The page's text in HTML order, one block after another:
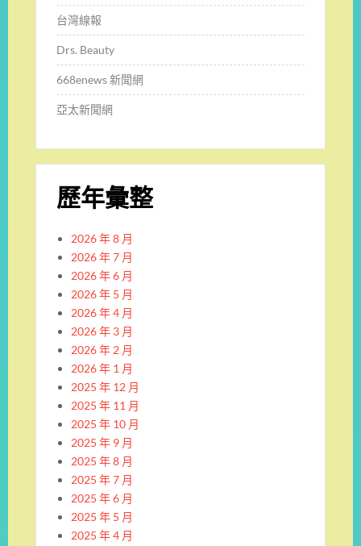
台灣線報
Drs. Beauty
668enews 新聞網
亞太新聞網
歷年彙整
2026 年 8 月
2026 年 7 月
2026 年 6 月
2026 年 5 月
2026 年 4 月
2026 年 3 月
2026 年 2 月
2026 年 1 月
2025 年 12 月
2025 年 11 月
2025 年 10 月
2025 年 9 月
2025 年 8 月
2025 年 7 月
2025 年 6 月
2025 年 5 月
2025 年 4 月